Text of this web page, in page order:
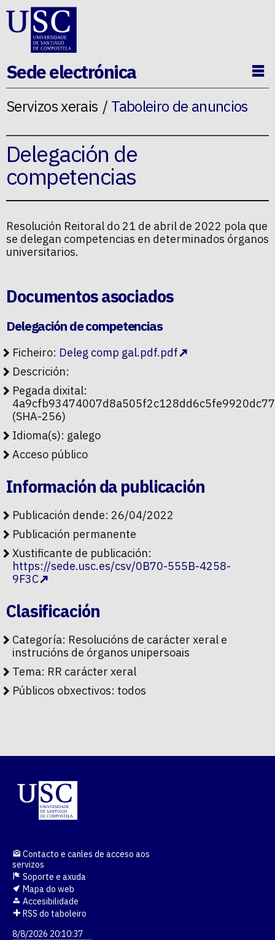
Ir ao contido da p�xina
Sede electrónica
Servizos xerais Taboleiro de anuncios
Delegación de
competencias
Resolución Reitoral do 21 de abril de 2022 pola que
se delegan competencias en determinados órganos
universitarios.
Documentos asociados
Delegación de competencias
Ficheiro: Deleg comp gal.pdf.pdf
Descrición:
Pegada dixital:
(SHA-256)
Idioma(s): galego
Acceso público
Información da publicación
Publicación dende: 26/04/2022
Publicación permanente
Xustificante de publicación:
https://sede.usc.es/csv/0B70-555B-4258-
9F3C
Clasificación
Categoría: Resolucións de carácter xeral e
instrucións de órganos unipersoais
Tema: RR carácter xeral
Públicos obxectivos: todos
Contacto e canles de acceso aos
servizos
Soporte e axuda
Mapa do web
Accesibilidade
RSS do taboleiro
8/8/2026 20:10:37